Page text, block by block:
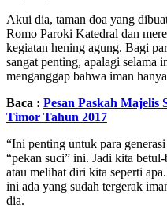
Akui dia, taman doa yang
Romo Paroki Katedral dan
kegiatan hening agung. Bagi
sangat penting, apalagi selama
menganggap bahwa iman
Baca : Pesan Paskah Majelis
Timor Tahun 2017
“Ini penting untuk para
“pekan suci” ini. Jadi kita
atau melihat diri kita seperti
ini ada yang sudah tergerak
dia.